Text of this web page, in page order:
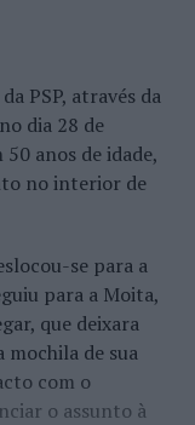
PSP, através da
dia 28 de
anos de idade,
no interior de
se para a
para a Moita,
que deixara
de sua
com o
o assunto à